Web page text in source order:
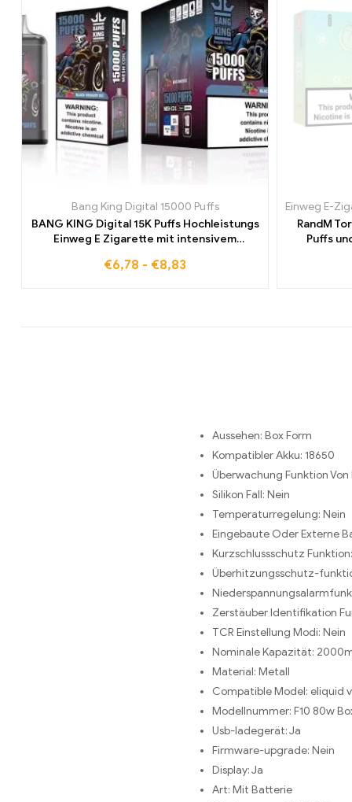
Bang King Digital 15000 Puffs
BANG KING Digital 15K Puffs Hochleistungs
Einweg E Zigarette mit intensivem
€6,78 - €8,83
Einweg E-
RandM
Puffs
Aussehen: Box Form
Kompatibler Akku: 18650
Überwachung Funktion
Silikon Fall: Nein
Temperaturregelung: Nein
Eingebaute Oder Externe
Kurzschlussschutz
Überhitzungsschutz-
Zerstäuber Identifikation
TCR Einstellung Modi: Nein
Nominale Kapazität:
Material: Metall
Compatible Model: eliquid
Modellnummer: F10 80w
Usb-ladegerät:Ja
Firmware-upgrade: Nein
Display:Ja
Art: Mit Batterie